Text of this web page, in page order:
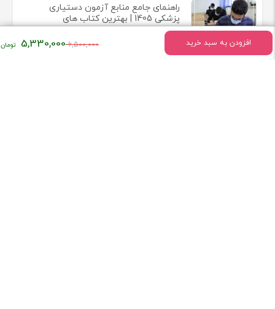
افزودن به سبد خرید 6,500,000قیمت
5,330,000
راهنمای جامع منابع آزمون دستیاری
پزشکی 1405 | بهترین کتاب های
آزمون رزیدنتی 2025